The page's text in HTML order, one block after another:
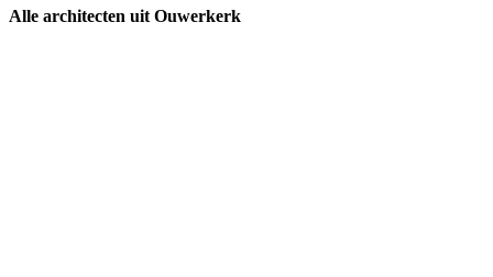
Alle architecten uit Ouwerkerk